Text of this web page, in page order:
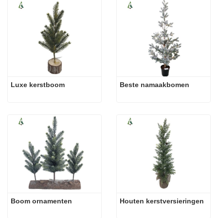
Luxe kerstboom Beste namaakbomen
Boom ornamenten Houten kerstversieringen